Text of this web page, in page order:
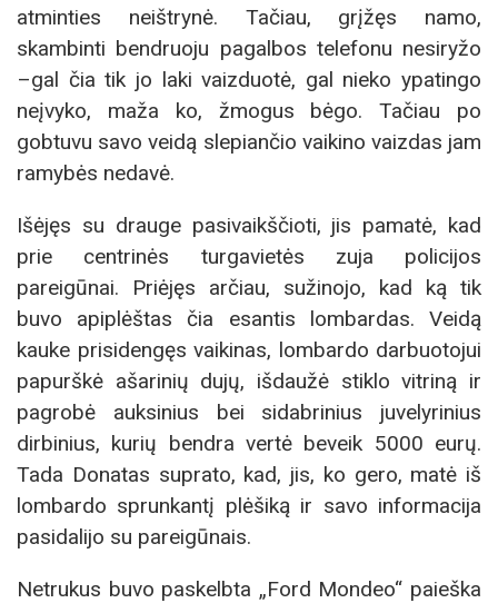
atminties neištrynė. Tačiau, grįžęs namo,
skambinti bendruoju pagalbos telefonu nesiryžo
–gal čia tik jo laki vaizduotė, gal nieko ypatingo
neįvyko, maža ko, žmogus bėgo. Tačiau po
gobtuvu savo veidą slepiančio vaikino vaizdas jam
ramybės nedavė.
Išėjęs su drauge pasivaikščioti, jis pamatė, kad
prie centrinės turgavietės zuja policijos
pareigūnai. Priėjęs arčiau, sužinojo, kad ką tik
buvo apiplėštas čia esantis lombardas. Veidą
kauke prisidengęs vaikinas, lombardo darbuotojui
papurškė ašarinių dujų, išdaužė stiklo vitriną ir
pagrobė auksinius bei sidabrinius juvelyrinius
dirbinius, kurių bendra vertė beveik 5000 eurų.
Tada Donatas suprato, kad, jis, ko gero, matė iš
lombardo sprunkantį plėšiką ir savo informacija
pasidalijo su pareigūnais.
Netrukus buvo paskelbta „Ford Mondeo“ paieška